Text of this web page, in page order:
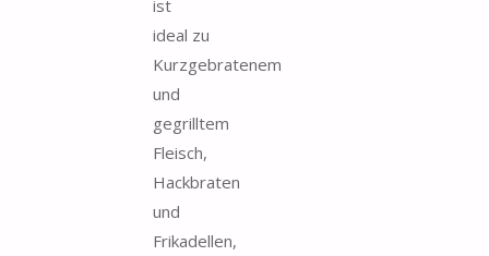
ist
ideal zu
Kurzgebratenem
und
gegrilltem
Fleisch,
Hackbraten
und
Frikadellen,